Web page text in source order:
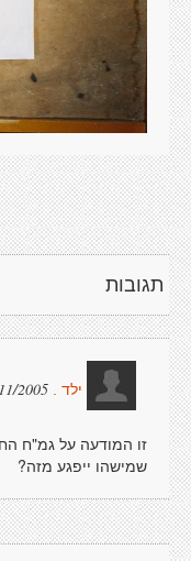
תגובות
ילד . 14:03:21
זו המודעה על גמ"ח
שמישהו ייפגע מזה?